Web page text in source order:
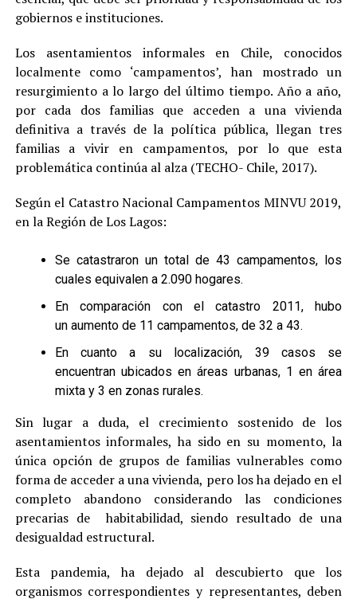
gobiernos e instituciones.
Los asentamientos informales en Chile, conocidos
localmente como ‘campamentos’, han mostrado un
resurgimiento a lo largo del último tiempo. Año a año,
por cada dos familias que acceden a una vivienda
definitiva a través de la política pública, llegan tres
familias a vivir en campamentos, por lo que esta
problemática continúa al alza (TECHO- Chile, 2017).
Según el Catastro Nacional Campamentos MINVU 2019,
en la Región de Los Lagos:
Se catastraron un total de 43 campamentos, los
cuales equivalen a 2.090 hogares.
En comparación con el catastro 2011, hubo
un aumento de 11 campamentos, de 32 a 43.
En cuanto a su localización, 39 casos se
encuentran ubicados en áreas urbanas, 1 en área
mixta y 3 en zonas rurales.
Sin lugar a duda, el crecimiento sostenido de los
asentamientos informales, ha sido en su momento, la
única opción de grupos de familias vulnerables como
forma de acceder a una vivienda, pero los ha dejado en el
completo abandono considerando las condiciones
precarias de habitabilidad, siendo resultado de una
desigualdad estructural.
Esta pandemia, ha dejado al descubierto que los
organismos correspondientes y representantes, deben